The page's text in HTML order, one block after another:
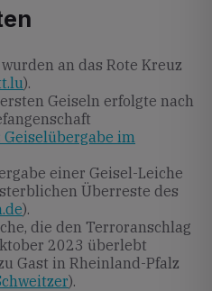
an das Rote Kreuz
).
Geiseln erfolgte nach
Geiselübergabe im
einer Geisel-Leiche
Überreste des
).
die den Terroranschlag
2023 überlebt
Gast in Rheinland-Pfalz
).